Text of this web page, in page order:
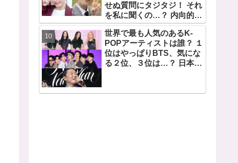
せぬ質問にタジタジ！ それ
を私に聞くの…？ 内向的で
あるからこそ答えに困る彼
女のリアクションがかわい
すぎる
世界で最も人気のあるK-
POPアーティストは誰？ １
位はやっぱりBTS、気にな
る２位、３位は…？ 日本の
の個性あふれるデータに注